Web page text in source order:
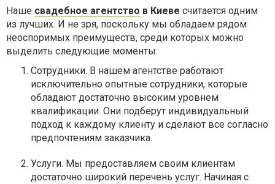
Наше свадебное агентство в Киеве считается одним
из лучших. И не зря, поскольку мы обладаем рядом
неоспоримых преимуществ, среди которых можно
выделить следующие моменты:
Сотрудники. В нашем агентстве работают
исключительно опытные сотрудники, которые
обладают достаточно высоким уровнем
квалификации. Они подберут индивидуальный
подход к каждому клиенту и сделают все согласно
предпочтениям заказчика.
Услуги. Мы предоставляем своим клиентам
достаточно широкий перечень услуг. Начиная с